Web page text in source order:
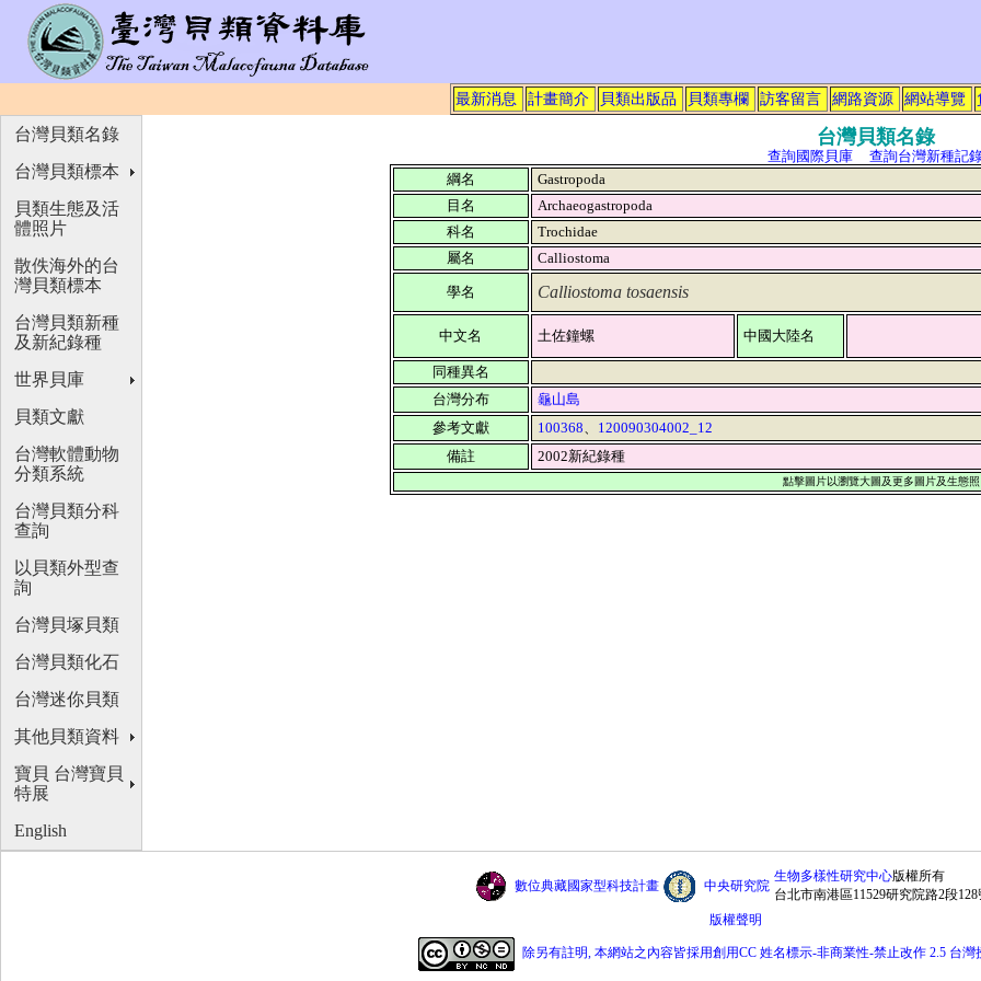
最新消息 計畫簡介 貝類出版品 貝類專欄 訪客留言 網路資源 網站導覽
台灣貝類名錄
查詢國際貝庫
查詢台灣新種記
綱名
Gastropoda
目名
Archaeogastropoda
科名
Trochidae
屬名
Calliostoma
學名 Calliostoma tosaensis
中文名 土佐鐘螺 中國大陸名
同種異名
台灣分布
龜山島
參考文獻
100368、 120090304002_12
備註
2002新紀錄種
點擊圖片以瀏覽大圖及更多圖片及生態照
台灣貝類名錄
台灣貝類標本
貝類生態及活
體照片
散佚海外的台
灣貝類標本
台灣貝類新種
及新紀錄種
世界貝庫
貝類文獻
台灣軟體動物
分類系統
台灣貝類分科
查詢
以貝類外型查
詢
台灣貝塚貝類
台灣貝類化石
台灣迷你貝類
其他貝類資料
寶貝 台灣寶貝
特展
English
數位典藏國家型科技計畫 中央研究院
生物多樣性研究中心版權所有
台北市南港區11529研究院路2段128
版權聲明
除另有註明, 本網站之內容皆採用創用CC 姓名標示-非商業性-禁止改作 2.5 台灣